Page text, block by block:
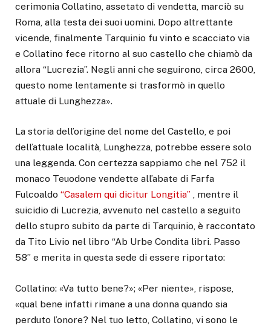
cerimonia Collatino, assetato di vendetta, marciò su
Roma, alla testa dei suoi uomini. Dopo altrettante
vicende, finalmente Tarquinio fu vinto e scacciato via
e Collatino fece ritorno al suo castello che chiamò da
allora “Lucrezia”. Negli anni che seguirono, circa 2600,
questo nome lentamente si trasformò in quello
attuale di Lunghezza».
La storia dell’origine del nome del Castello, e poi
dell’attuale località, Lunghezza, potrebbe essere solo
una leggenda. Con certezza sappiamo che nel 752 il
monaco Teuodone vendette all’abate di Farfa
Fulcoaldo “Casalem qui dicitur Longitia” , mentre il
suicidio di Lucrezia, avvenuto nel castello a seguito
dello stupro subito da parte di Tarquinio, è raccontato
da Tito Livio nel libro “Ab Urbe Condita libri. Passo
58” e merita in questa sede di essere riportato:
Collatino: «Va tutto bene?»; «Per niente», rispose,
«qual bene infatti rimane a una donna quando sia
perduto l’onore? Nel tuo letto, Collatino, vi sono le